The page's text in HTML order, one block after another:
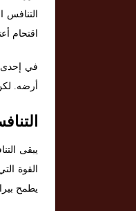
التنافس
اقتحام
في إحدى
أرضه.
يبقى
القوة
يطمح